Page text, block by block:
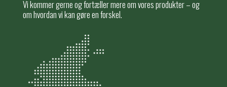
Vi kommer gerne og fortæller mere om vores produkter – og
om hvordan vi kan gøre en forskel.